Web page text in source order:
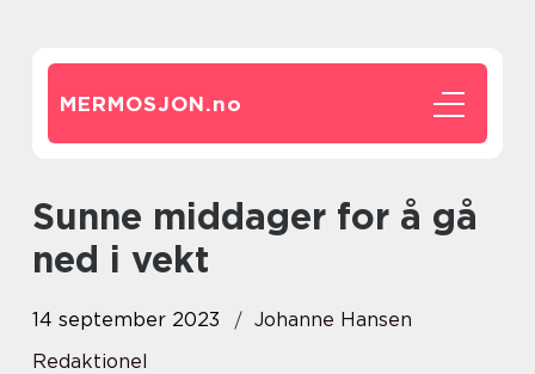
MERMOSJON.no
Sunne middager for å gå
ned i vekt
14 september 2023
Johanne Hansen
Redaktionel